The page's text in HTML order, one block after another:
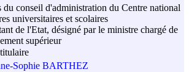
du conseil d'administration du Centre national
universitaires et scolaires
de l'Etat, désigné par le ministre chargé de
supérieur
Sophie BARTHEZ